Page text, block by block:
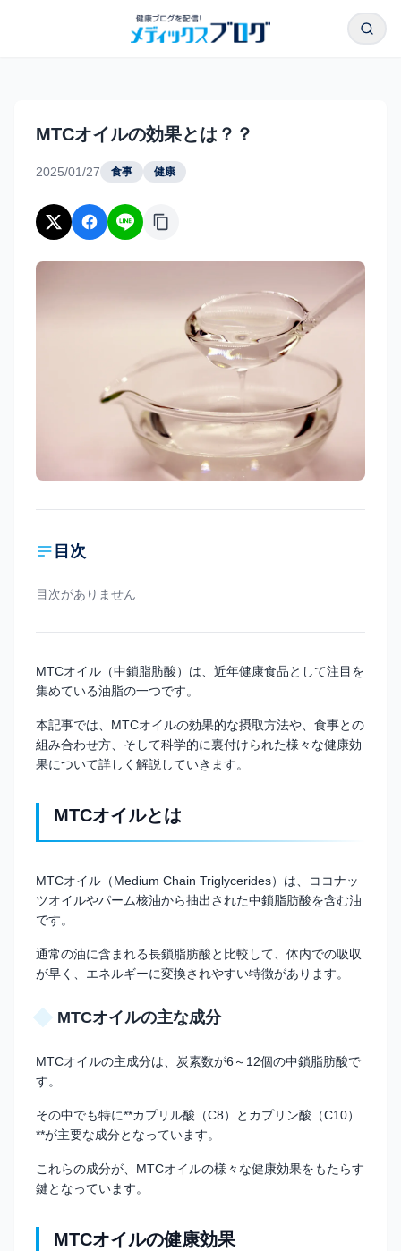
検索
MTCオイルの効果とは？？
2025/01/27 食事 健康
目次
目次がありません
MTCオイル（中鎖脂肪酸）は、近年健康食品として注目を
集めている油脂の一つです。
本記事では、MTCオイルの効果的な摂取方法や、食事との
組み合わせ方、そして科学的に裏付けられた様々な健康効
果について詳しく解説していきます。
MTCオイルとは
MTCオイル（Medium Chain Triglycerides）は、ココナッ
ツオイルやパーム核油から抽出された中鎖脂肪酸を含む油
です。
通常の油に含まれる長鎖脂肪酸と比較して、体内での吸収
が早く、エネルギーに変換されやすい特徴があります。
MTCオイルの主な成分
MTCオイルの主成分は、炭素数が6～12個の中鎖脂肪酸で
す。
その中でも特に**カプリル酸（C8）とカプリン酸（C10）
**が主要な成分となっています。
これらの成分が、MTCオイルの様々な健康効果をもたらす
鍵となっています。
MTCオイルの健康効果